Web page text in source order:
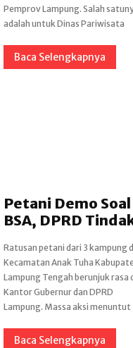
Pemprov Lampung. Salah
adalah untuk Dinas Pariwisata
Baca Selengkapnya
Petani Demo
BSA, DPRD
Ratusan petani dari 3 kampung
Kecamatan Anak Tuha
Lampung Tengah berunjuk rasa
Kantor Gubernur dan DPRD
Lampung. Massa aksi menuntut
pemerintah dapat mencabut
PT Bumi Sentosa Abadi atas
seluas 892 hektar di
tersebut. Para petani merasa
Baca Selengkapnya